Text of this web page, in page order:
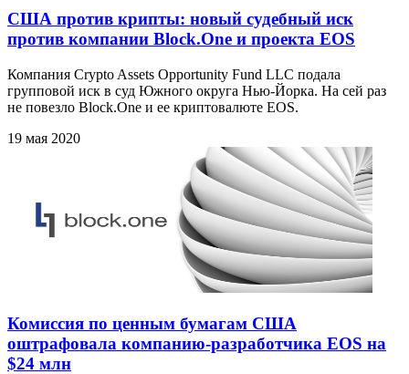
США против крипты: новый судебный иск
против компании Block.One и проекта EOS
Компания Crypto Assets Opportunity Fund LLC подала
групповой иск в суд Южного округа Нью-Йорка. На сей раз
не повезло Block.One и ее криптовалюте EOS.
19 мая 2020
Комиссия по ценным бумагам США
оштрафовала компанию‑разработчика EOS на
$24 млн